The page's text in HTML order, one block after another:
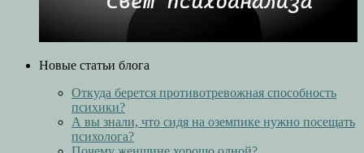
Новые статьи блога
Откуда берется противотревожная способность
психики?
А вы знали, что сидя на оземпике нужно посещать
психолога?